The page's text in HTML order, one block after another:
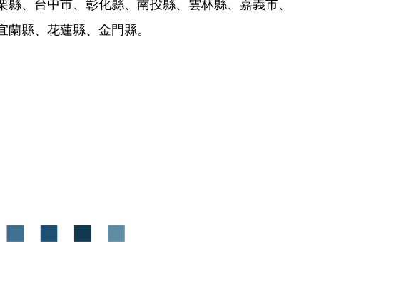
縣、花蓮縣、金門縣。